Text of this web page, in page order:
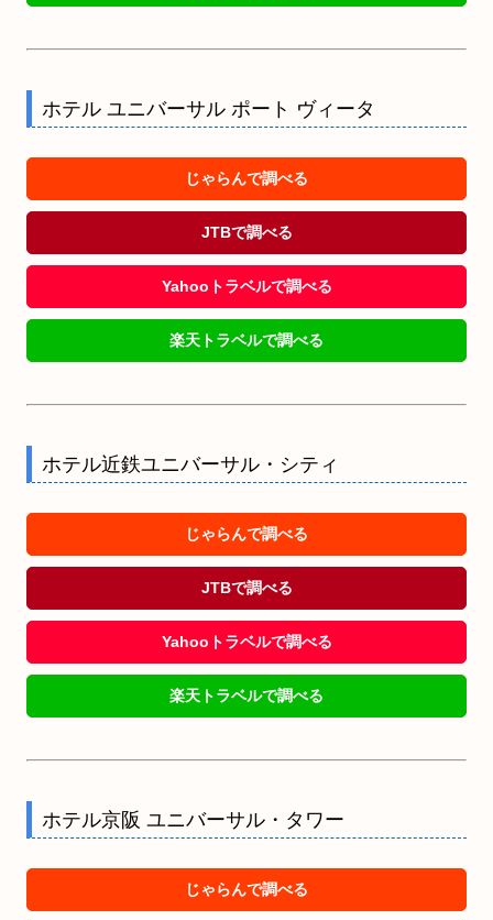
ホテル ユニバーサル ポート ヴィータ
じゃらんで調べる
JTBで調べる
Yahooトラベルで調べる
楽天トラベルで調べる
ホテル近鉄ユニバーサル・シティ
じゃらんで調べる
JTBで調べる
Yahooトラベルで調べる
楽天トラベルで調べる
ホテル京阪 ユニバーサル・タワー
じゃらんで調べる